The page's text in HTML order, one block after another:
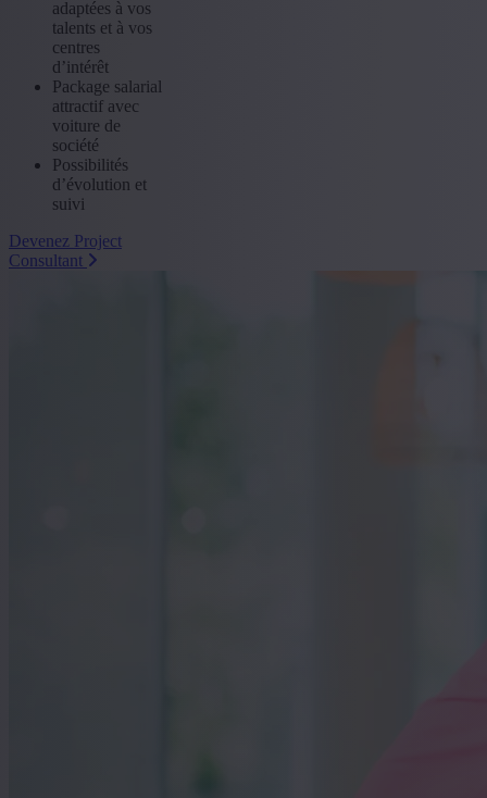
adaptées à vos
talents et à vos
centres
d’intérêt
Package salarial
attractif avec
voiture de
société
Possibilités
d’évolution et
suivi
Devenez Project
Consultant